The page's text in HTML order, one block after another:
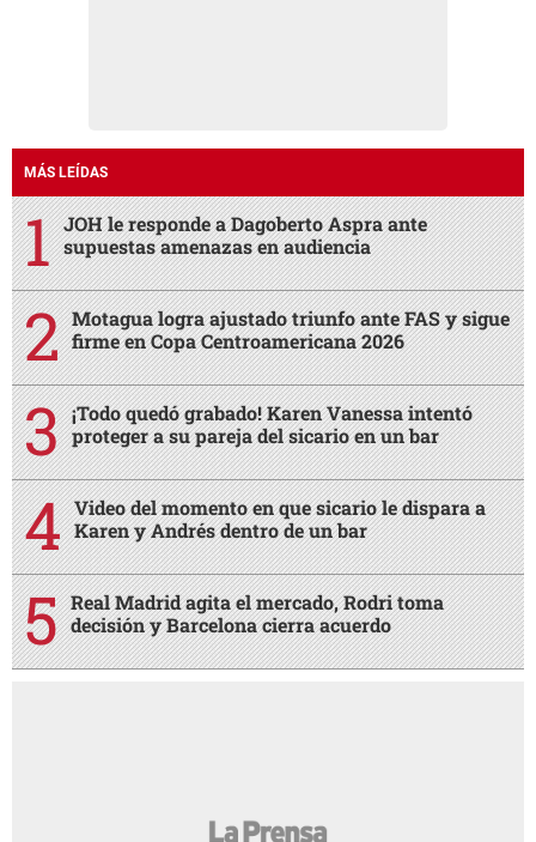
MÁS LEÍDAS
JOH le responde a Dagoberto Aspra ante
supuestas amenazas en audiencia
Motagua logra ajustado triunfo ante FAS y sigue
firme en Copa Centroamericana 2026
¡Todo quedó grabado! Karen Vanessa intentó
proteger a su pareja del sicario en un bar
Video del momento en que sicario le dispara a
Karen y Andrés dentro de un bar
Real Madrid agita el mercado, Rodri toma
decisión y Barcelona cierra acuerdo